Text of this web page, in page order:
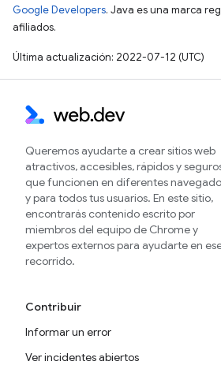
Google Developers. Java es una marca
afiliados.
Última actualización: 2022-07-12 (UTC)
Queremos ayudarte a crear sitios web
atractivos, accesibles, rápidos y
que funcionen en diferentes
y para todos tus usuarios. En este sitio,
encontrarás contenido escrito por
miembros del equipo de Chrome y
expertos externos para ayudarte en
recorrido.
Contribuir
Informar un error
Ver incidentes abiertos